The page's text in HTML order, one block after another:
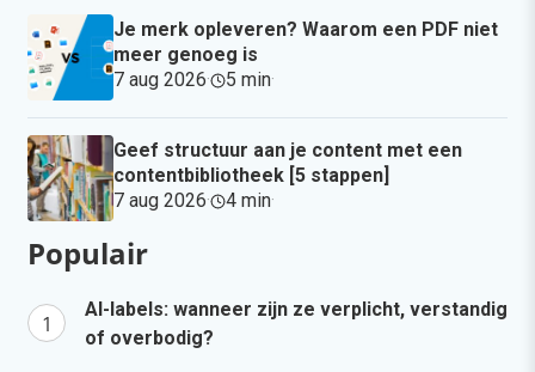
Je merk opleveren? Waarom een PDF niet
meer genoeg is
7 aug 2026· 5 min·
Geef structuur aan je content met een
contentbibliotheek [5 stappen]
7 aug 2026· 4 min·
Populair
AI-labels: wanneer zijn ze verplicht, verstandig
of overbodig?